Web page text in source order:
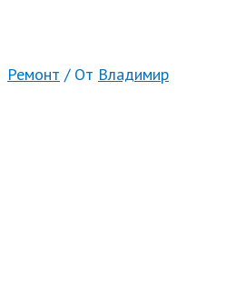
Ремонт / От Владимир